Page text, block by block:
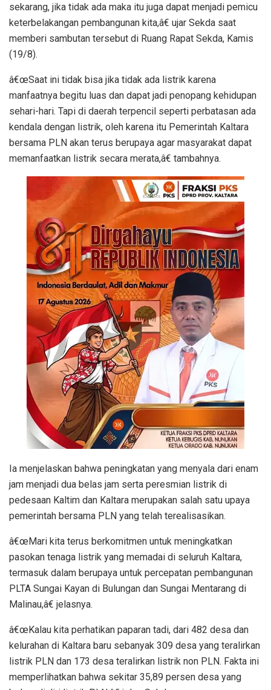
sekarang, jika tidak ada maka itu juga dapat menjadi pemicu
keterbelakangan pembangunan kita,â€ ujar Sekda saat
memberi sambutan tersebut di Ruang Rapat Sekda, Kamis
(19/8).
â€œSaat ini tidak bisa jika tidak ada listrik karena
manfaatnya begitu luas dan dapat jadi penopang kehidupan
sehari-hari. Tapi di daerah terpencil seperti perbatasan ada
kendala dengan listrik, oleh karena itu Pemerintah Kaltara
bersama PLN akan terus berupaya agar masyarakat dapat
memanfaatkan listrik secara merata,â€ tambahnya.
Ia menjelaskan bahwa peningkatan yang menyala dari enam
jam menjadi dua belas jam serta peresmian listrik di
pedesaan Kaltim dan Kaltara merupakan salah satu upaya
pemerintah bersama PLN yang telah terealisasikan.
â€œMari kita terus berkomitmen untuk meningkatkan
pasokan tenaga listrik yang memadai di seluruh Kaltara,
termasuk dalam berupaya untuk percepatan pembangunan
PLTA Sungai Kayan di Bulungan dan Sungai Mentarang di
Malinau,â€ jelasnya.
â€œKalau kita perhatikan paparan tadi, dari 482 desa dan
kelurahan di Kaltara baru sebanyak 309 desa yang teralirkan
listrik PLN dan 173 desa teralirkan listrik non PLN. Fakta ini
memperlihatkan bahwa sekitar 35,89 persen desa yang